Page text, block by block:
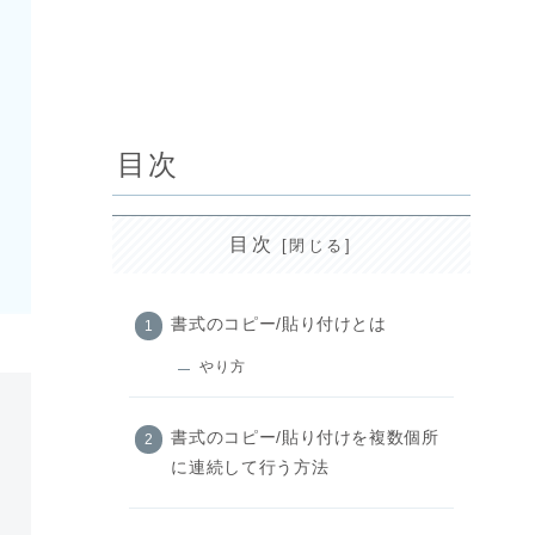
目次
目次
書式のコピー/貼り付けとは
やり方
書式のコピー/貼り付けを複数個所
に連続して行う方法